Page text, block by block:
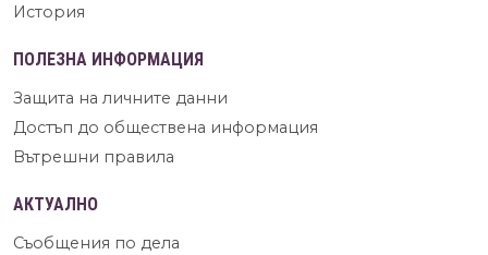
История
ПОЛЕЗНА ИНФОРМАЦИЯ
Защита на личните данни
Достъп до обществена информация
Вътрешни правила
АКТУАЛНО
Съобщения по дела